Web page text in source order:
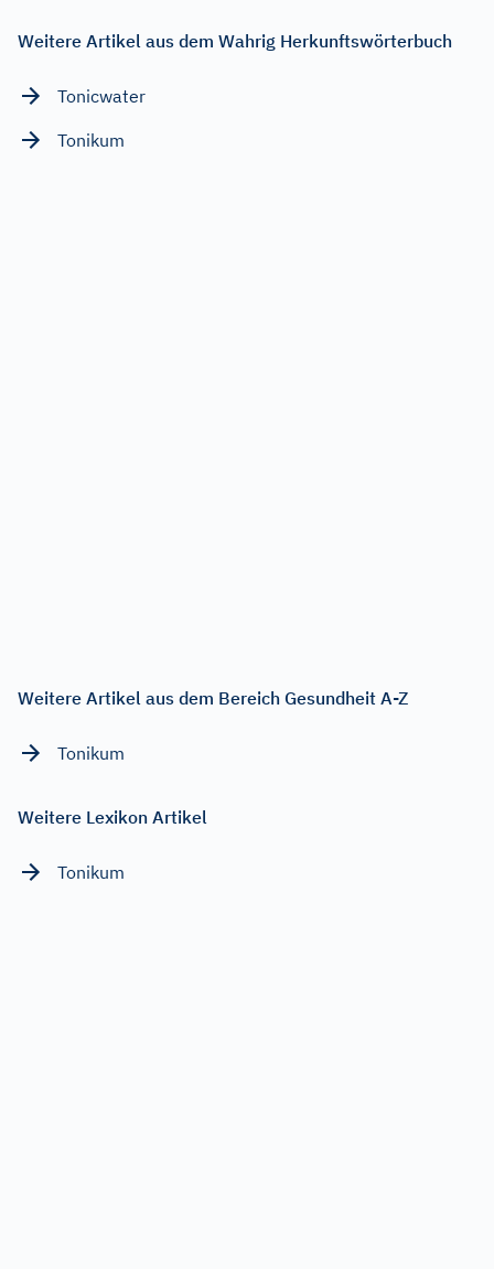
Weitere Artikel aus dem Wahrig Herkunftswörterbuch
Tonicwater
Tonikum
Weitere Artikel aus dem Bereich Gesundheit A-Z
Tonikum
Weitere Lexikon Artikel
Tonikum